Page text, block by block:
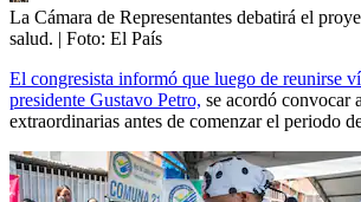
La Cámara de Representantes debatirá el
salud. | Foto: El País
El congresista informó que luego de reunirse
presidente Gustavo Petro, se acordó convocar
extraordinarias antes de comenzar el periodo